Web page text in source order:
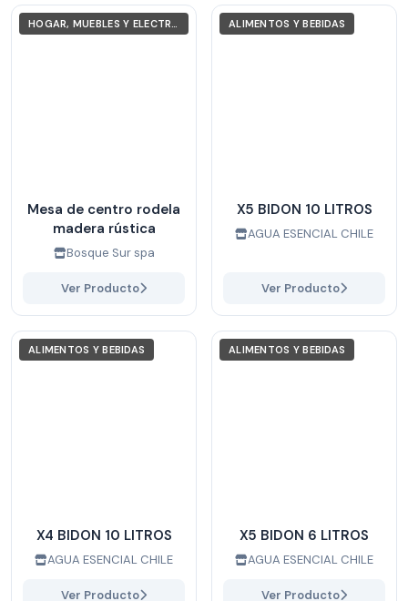
HOGAR, MUEBLES Y ELECTRODOMÉSTICOS
Mesa de centro rodela
madera rústica
Bosque Sur spa
Ver Producto
ALIMENTOS Y BEBIDAS
X5 BIDON 10 LITROS
AGUA ESENCIAL CHILE
Ver Producto
ALIMENTOS Y BEBIDAS
X4 BIDON 10 LITROS
AGUA ESENCIAL CHILE
Ver Producto
ALIMENTOS Y BEBIDAS
X5 BIDON 6 LITROS
AGUA ESENCIAL CHILE
Ver Producto